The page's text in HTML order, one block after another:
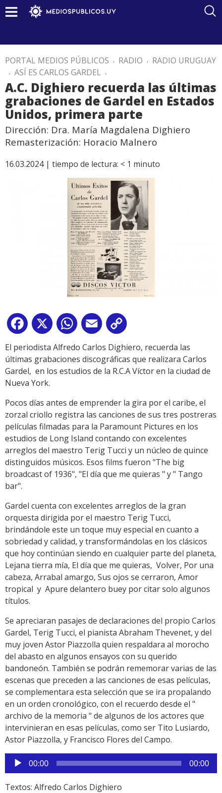
PORTAL MEDIOS PÚBLICOS . RADIO . RADIO URUGUAY
. ASÍ ES CARLOS GARDEL .
A.C. Dighiero recuerda las últimas
grabaciones de Gardel en Estados
Unidos, primera parte
Dirección: Dra. María Magdalena Dighiero
Remasterización: Horacio Malnero
16.03.2024 | tiempo de lectura: < 1 minuto
Facebook
X WhatsApp
Email
Link
El periodista Alfredo Carlos Dighiero, recuerda las
últimas grabaciones discográficas que realizara Carlos
Gardel, en los estudios de la R.C.A Víctor en la ciudad de
Nueva York.
Pocos días antes de emprender la gira por el caribe, el
zorzal criollo registra las canciones de sus tres postreras
películas filmadas para la Paramount Pictures en los
estudios de Long Island contando con excelentes
arreglos del maestro Terig Tucci y un núcleo de quince
distinguidos músicos. Esos films fueron "The big
broadcast of 1936", "El día que me quieras " y " Tango
bar".
Gardel cuenta con excelentes arreglos de la gran
orquesta dirigida por el maestro Terig Tucci,
brindándole este un toque muy especial en cuanto a
sobriedad y calidad, y transformándolas en los clásicos
que hoy continúan siendo en cualquier parte del planeta,
Lejana tierra mía, El día que me quieras, Volver, Por una
cabeza, Arrabal amargo, Sus ojos se cerraron, Amor
tropical y Apure delantero buey por citar solo algunos
títulos.
Se apreciaran pasajes de declaraciones del propio Carlos
Gardel, Terig Tucci, el pianista Abraham Thevenet, y del
muy joven Astor Piazzolla quien respaldara al morocho
del abasto en algunos ensayos con su querido
bandoneón. También se podrán rememorar varias de las
escenas que preceden a las canciones de esas películas,
se complementara esta selección que se ira propalando
en un orden cronológico, con el recuerdo desde el "
archivo de la memoria " de algunos de los actores que
intervinieran en esas películas, como ser Tito Lusiardo,
Astor Piazzolla, y Francisco Flores del Campo.
Reproductor
de
audio
00:00 00:00
Textos: Alfredo Carlos Dighiero